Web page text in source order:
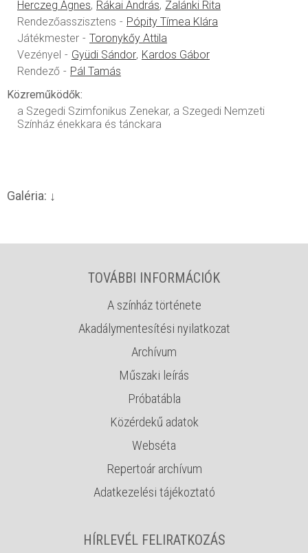
Herczeg Ágnes Rákai András Zalánki Rita
Rendezőasszisztens
Pópity Tímea Klára
Játékmester
Toronykőy Attila
Vezényel
Gyüdi Sándor Kardos Gábor
Rendező
Pál Tamás
Közreműködők:
a Szegedi Szimfonikus Zenekar, a Szegedi Nemzeti
Színház énekkara és tánckara
Galéria:
TOVÁBBI INFORMÁCIÓK
A színház története
Akadálymentesítési nyilatkozat
Archívum
Műszaki leírás
Próbatábla
Közérdekű adatok
Webséta
Repertoár archívum
Adatkezelési tájékoztató
HÍRLEVÉL FELIRATKOZÁS